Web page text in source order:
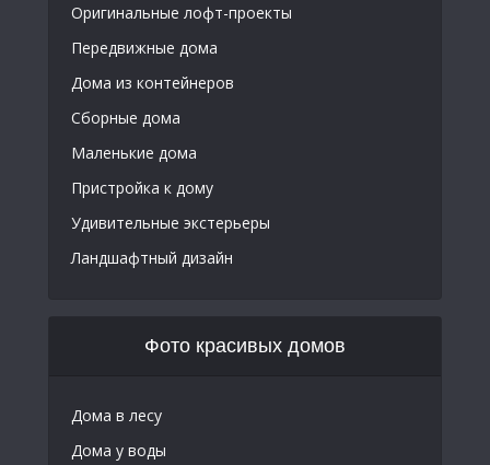
Оригинальные лофт-проекты
Передвижные дома
Дома из контейнеров
Сборные дома
Маленькие дома
Пристройка к дому
Удивительные экстерьеры
Ландшафтный дизайн
Фото красивых домов
Дома в лесу
Дома у воды